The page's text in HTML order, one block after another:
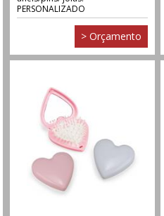
PERSONALIZADO
> Orçamento